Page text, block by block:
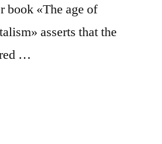
book «The age of
asserts that the
…